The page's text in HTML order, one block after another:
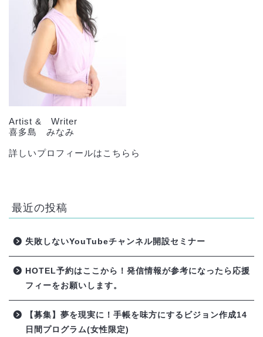
Artist & Writer
喜多島 みなみ
詳しいプロフィールはこちらら
最近の投稿
失敗しないYouTubeチャンネル開設セミナー
HOTEL予約はここから！発信情報が参考になったら応援
フィーをお願いします。
【募集】夢を現実に！手帳を味方にするビジョン作成14
日間プログラム(女性限定)